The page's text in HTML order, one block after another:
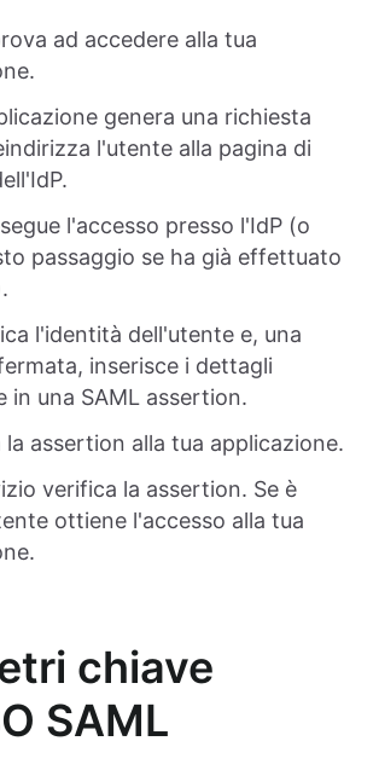
ad accedere alla tua
genera una richiesta
l'utente alla pagina di
l'accesso presso l'IdP (o
passaggio se ha già effettuato
l'identità dell'utente e, una
inserisce i dettagli
in una SAML assertion.
la assertion alla tua applicazione.
verifica la assertion. Se è
ottiene l'accesso alla tua
chiave
SAML